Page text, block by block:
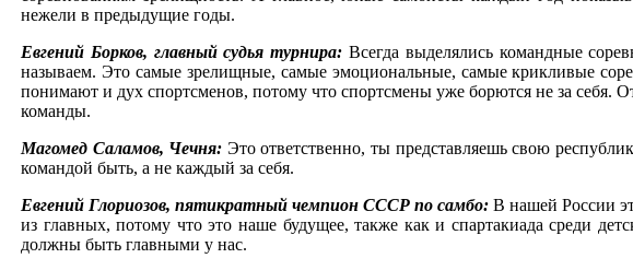
нежели в предыдущие годы.
Евгений Борков, главный судья турнира: Всегда выделялись командные
называем. Это самые зрелищные, самые эмоциональные, самые крикливые
понимают и дух спортсменов, потому что спортсмены уже борются не за себя. От
команды.
Магомед Саламов, Чечня: Это ответственно, ты представляешь свою
командой быть, а не каждый за себя.
Евгений Глориозов, пятикратный чемпион СССР по самбо: В нашей России
из главных, потому что это наше будущее, также как и спартакиада среди
должны быть главными у нас.